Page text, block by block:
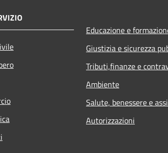
Educazione e
Giustizia e sicurezza
Tributi,finanze e
Ambiente
Salute, benessere e
Autorizzazioni